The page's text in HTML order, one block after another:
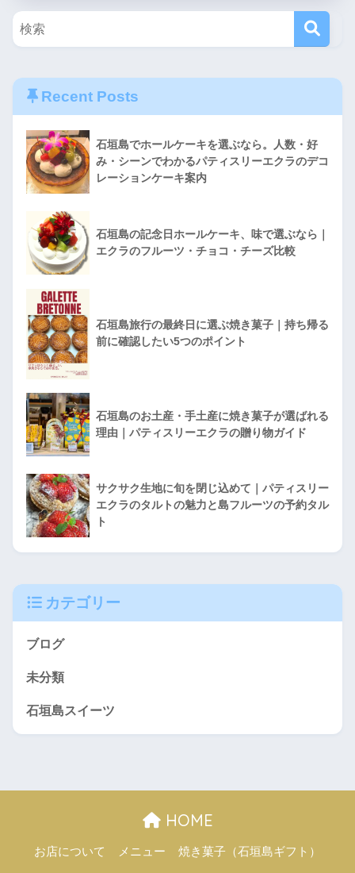
Recent Posts
石垣島でホールケーキを選ぶなら。人数・好
み・シーンでわかるパティスリーエクラのデコ
レーションケーキ案内
石垣島の記念日ホールケーキ、味で選ぶなら｜
エクラのフルーツ・チョコ・チーズ比較
石垣島旅行の最終日に選ぶ焼き菓子｜持ち帰る
前に確認したい5つのポイント
石垣島のお土産・手土産に焼き菓子が選ばれる
理由｜パティスリーエクラの贈り物ガイド
サクサク生地に旬を閉じ込めて｜パティスリー
エクラのタルトの魅力と島フルーツの予約タル
ト
カテゴリー
ブログ
未分類
石垣島スイーツ
HOME
お店について メニュー 焼き菓子（石垣島ギフト）